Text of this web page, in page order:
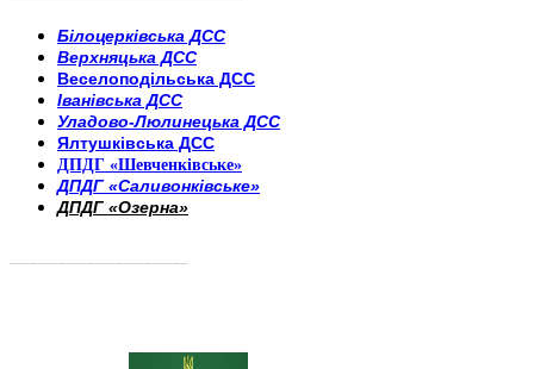
Білоцерківська ДСС
Верхняцька ДСС
Веселоподільська ДСС
Іванівська ДСС
Уладово-Люлинецька ДСС
Ялтушківська ДСС
ДПДГ «Шевченківське»
ДПДГ «Саливонківське»
ДПДГ «Озерна»